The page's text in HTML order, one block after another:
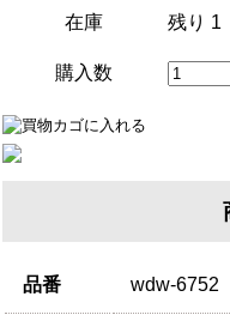
在庫
残り 1
購入数
品番 wdw-6752